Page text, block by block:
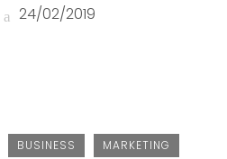
24/02/2019
BUSINESS MARKETING